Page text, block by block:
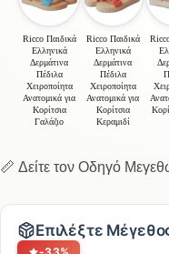
Ricco Παιδικά
Ελληνικά
Δερμάτινα
Πέδιλα
Χειροποίητα
Ανατομικά για
Κορίτσια
Γαλάζιο
Ricco Παιδικά
Ελληνικά
Δερμάτινα
Πέδιλα
Χειροποίητα
Ανατομικά για
Κορίτσια
Κεραμιδί
📏 Δείτε τον Οδηγό
Επιλέξτε